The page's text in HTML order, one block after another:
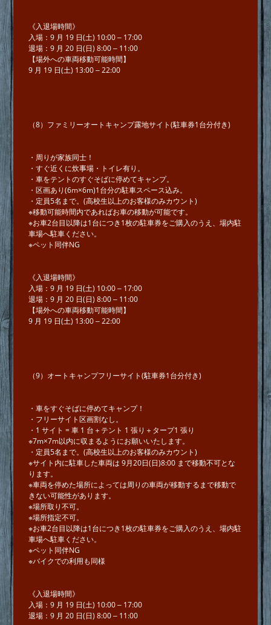
《⼊退場時間》
⼊場：9 ⽉ 19 ⽇(⼟) 10:00 ‒ 17:00
退場：9 ⽉ 20 ⽇(⽇) 8:00 ‒ 11:00
【場外への⾞両移動可能時間】
9 ⽉ 19 ⽇(⼟) 13:00 ‒ 22:00
（8）ファミリーオートキャンプ露地サイト(駐⾞券1台分付き)
・周りが家族同⼠！
・すぐ近くに炊事場・トイレ有り。
・⾞をテントのすぐそばに停めてキャンプ。
・区画あり(6m×6m)1台分の駐⾞スペース込み。
・定員5名まで。(⾼校⽣以上のお客様のみカウント)
※移動可能時間内であればお⾞の移動が可能です。
※お⾞2台⽬以降は1台につき1枚の駐⾞券をご購⼊のうえ、場内駐
⾞場へ駐⾞ください。
※ペット同伴NG
《⼊退場時間》
⼊場：9 ⽉ 19 ⽇(⼟) 10:00 ‒ 17:00
退場：9 ⽉ 20 ⽇(⽇) 8:00 ‒ 11:00
【場外への⾞両移動可能時間】
9 ⽉ 19 ⽇(⼟) 13:00 ‒ 22:00
（9）オートキャンプフリーサイト(駐⾞券1台分付き)
・⾞をすぐそばに停めてキャンプ！
・フリーサイト区画割なし。
・1 サイト = ⾞ 1 台＋テント 1 張り＋タープ1 張り
※7m×7m以内に収まるようにお願いいたします。
・定員5名まで。(⾼校⽣以上のお客様のみカウント)
※サイト内に駐⾞した⾞両は 9月20日(⽇)8:00 まで移動不可とな
ります。
※⾞両を停めた場所によっては周りの⾞両が移動するまで移動で
きない可能性があります。
※場所取り不可。
※場所指定不可。
※お⾞2台⽬以降は1台につき1枚の駐⾞券をご購⼊のうえ、場内駐
⾞場へ駐⾞ください。
※ペット同伴NG
※バイクでの利⽤も同様
《⼊退場時間》
⼊場：9 ⽉ 19 ⽇(⼟) 10:00 ‒ 17:00
退場：9 ⽉ 20 ⽇(⽇) 8:00 ‒ 11:00